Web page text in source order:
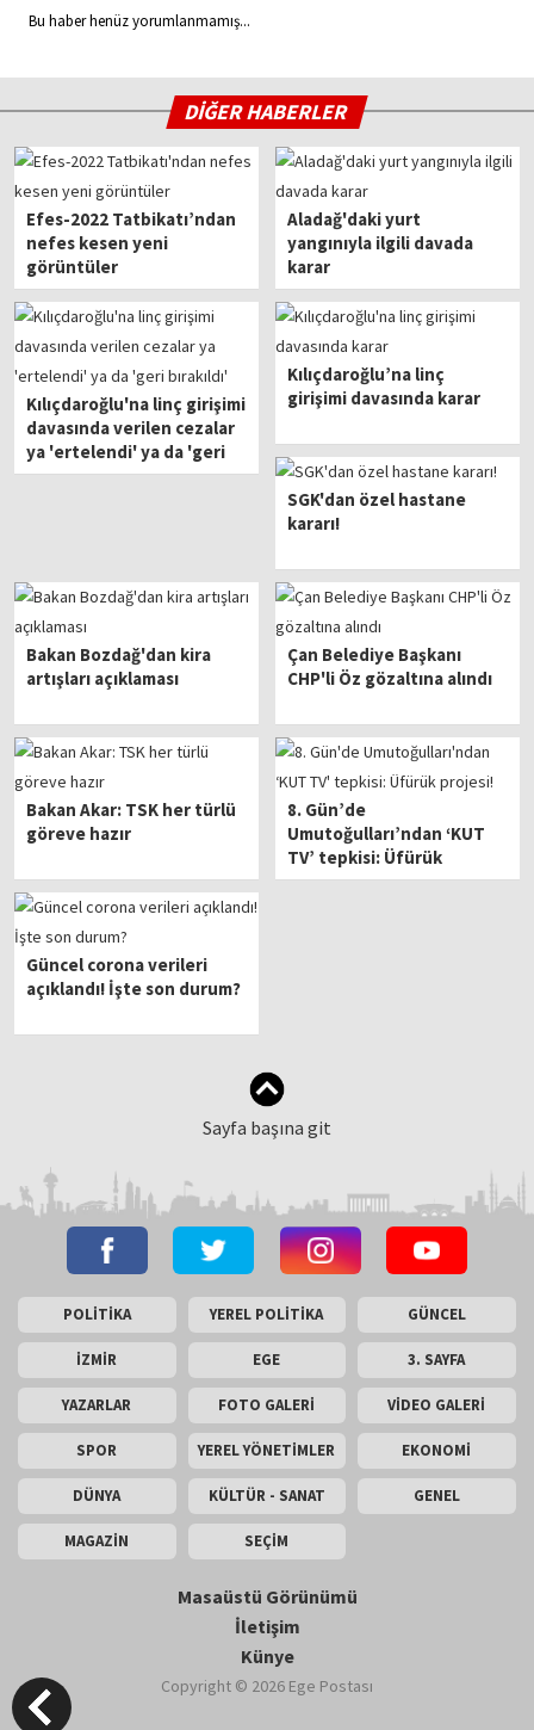
Bu haber henüz yorumlanmamış...
DİĞER HABERLER
Efes-2022 Tatbikatı’ndan
nefes kesen yeni
görüntüler
Aladağ'daki yurt
yangınıyla ilgili davada
karar
Kılıçdaroğlu'na linç girişimi
davasında verilen cezalar
ya 'ertelendi' ya da 'geri
bırakıldı'
Kılıçdaroğlu’na linç
girişimi davasında karar
SGK'dan özel hastane
kararı!
Bakan Bozdağ'dan kira
artışları açıklaması
Çan Belediye Başkanı
CHP'li Öz gözaltına alındı
Bakan Akar: TSK her türlü
göreve hazır
8. Gün’de
Umutoğulları’ndan ‘KUT
TV’ tepkisi: Üfürük
projesi!
Güncel corona verileri
açıklandı! İşte son durum?
Sayfa başına git
POLİTİKA YEREL POLİTİKA GÜNCEL
İZMİR EGE 3. SAYFA
YAZARLAR FOTO GALERİ VİDEO GALERİ
SPOR YEREL YÖNETİMLER EKONOMİ
DÜNYA KÜLTÜR - SANAT GENEL
MAGAZİN SEÇİM
Masaüstü Görünümü
İletişim
Künye
Copyright © 2026 Ege Postası